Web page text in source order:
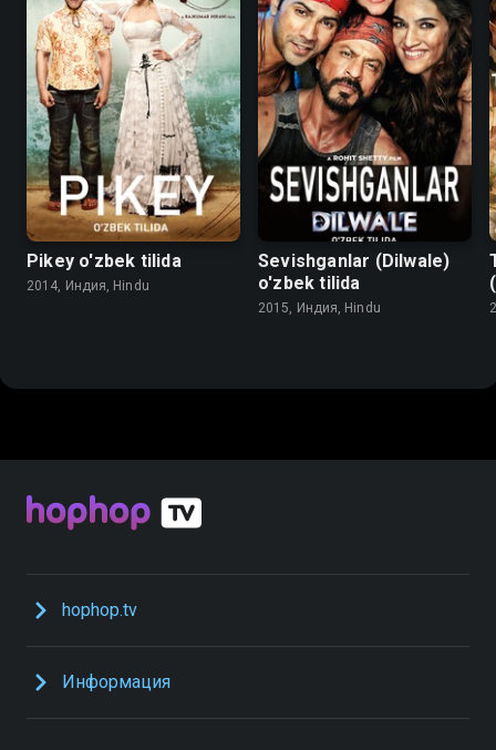
Pikey o'zbek tilida
2014, Индия, Hindu
Sevishganlar (Dilwale)
o'zbek tilida
2015, Индия, Hindu
hophop.tv
Информация